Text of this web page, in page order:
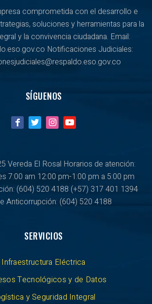
comprometida con el desarrollo e
soluciones y herramientas para la
y la convivencia ciudadana. Email:
Notificaciones Judiciales:
SÍGUENOS
Vereda El Rosal Horarios de atención:
7:00 am 12:00 pm-1:00 pm a 5:00 pm
(604) 520 4188 (+57) 317 401 1394
Anticorrupción: (604) 520 4188
SERVICIOS
Infraestructura Eléctrica
Tecnológicos y de Datos
y Seguridad Integral